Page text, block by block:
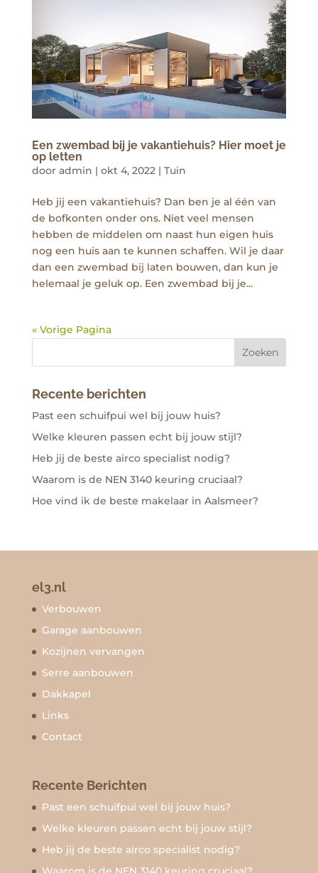
Een zwembad bij je vakantiehuis? Hier moet je
op letten
door admin | okt 4, 2022 | Tuin
Heb jij een vakantiehuis? Dan ben je al één van
de bofkonten onder ons. Niet veel mensen
hebben de middelen om naast hun eigen huis
nog een huis aan te kunnen schaffen. Wil je daar
dan een zwembad bij laten bouwen, dan kun je
helemaal je geluk op. Een zwembad bij je...
« Vorige Pagina
Recente berichten
Past een schuifpui wel bij jouw huis?
Welke kleuren passen echt bij jouw stijl?
Heb jij de beste airco specialist nodig?
Waarom is de NEN 3140 keuring cruciaal?
Hoe vind ik de beste makelaar in Aalsmeer?
el3.nl
Verbouwen
Garage aanbouwen
Kozijnen vervangen
Serre aanbouwen
Dakkapel
Links
Contact
Recente Berichten
Past een schuifpui wel bij jouw huis?
Welke kleuren passen echt bij jouw stijl?
Heb jij de beste airco specialist nodig?